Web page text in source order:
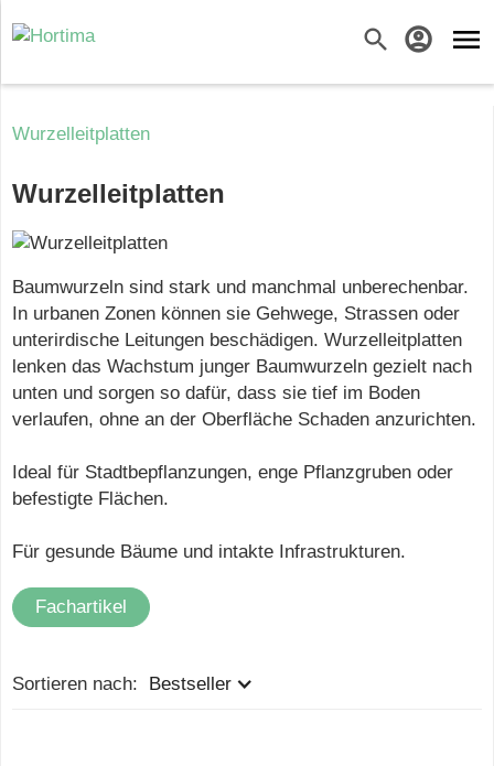
search account_circle menu
Wurzelleitplatten
Wurzelleitplatten
Baumwurzeln sind stark und manchmal unberechenbar.
In urbanen Zonen können sie Gehwege, Strassen oder
unterirdische Leitungen beschädigen. Wurzelleitplatten
lenken das Wachstum junger Baumwurzeln gezielt nach
unten und sorgen so dafür, dass sie tief im Boden
verlaufen, ohne an der Oberfläche Schaden anzurichten.
Ideal für Stadtbepflanzungen, enge Pflanzgruben oder
befestigte Flächen.
Für gesunde Bäume und intakte Infrastrukturen.
Fachartikel
Sortieren nach: Bestseller